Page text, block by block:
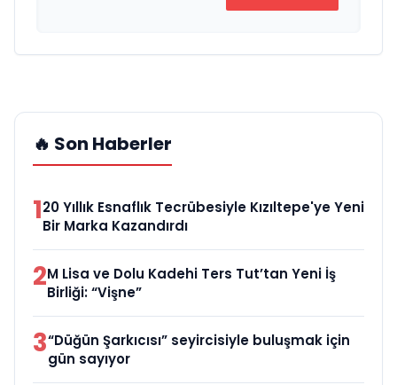
🔥 Son Haberler
120 Yıllık Esnaflık Tecrübesiyle Kızıltepe'ye Yeni
Bir Marka Kazandırdı
2M Lisa ve Dolu Kadehi Ters Tut’tan Yeni İş
Birliği: “Vişne”
3“Düğün Şarkıcısı” seyircisiyle buluşmak için
gün sayıyor